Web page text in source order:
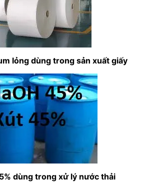
lỏng dùng trong sản xuất giấy
dùng trong xử lý nước thải